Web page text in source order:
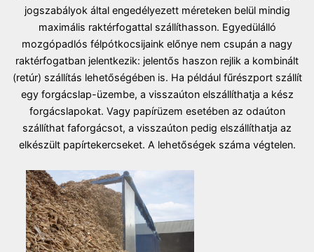
jogszabályok által engedélyezett méreteken belül mindig
maximális raktérfogattal szállíthasson. Egyedülálló
mozgópadlós félpótkocsijaink előnye nem csupán a nagy
raktérfogatban jelentkezik: jelentős haszon rejlik a kombinált
(retúr) szállítás lehetőségében is. Ha például fűrészport szállít
egy forgácslap-üzembe, a visszaúton elszállíthatja a kész
forgácslapokat. Vagy papírüzem esetében az odaúton
szállíthat faforgácsot, a visszaúton pedig elszállíthatja az
elkészült papírtekercseket. A lehetőségek száma végtelen.